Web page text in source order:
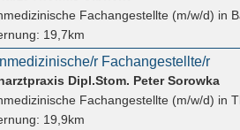
Fachangestellte (m/w/d) in
19,7km
r Fachangestellte/r
Dipl.Stom. Peter Sorowka
Fachangestellte (m/w/d) in
19,9km